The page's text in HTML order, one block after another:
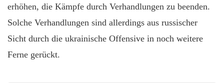
erhöhen, die Kämpfe durch Verhandlungen zu beenden.
Solche Verhandlungen sind allerdings aus russischer
Sicht durch die ukrainische Offensive in noch weitere
Ferne gerückt.